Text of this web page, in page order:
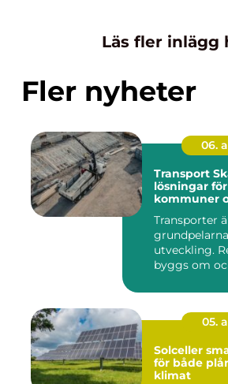
Läs fler inlägg
Fler nyheter
06.
Transport
lösningar
kommuner
Transporter
utveckling.
byggs om
05.
Solceller smart energival
för både
klimat